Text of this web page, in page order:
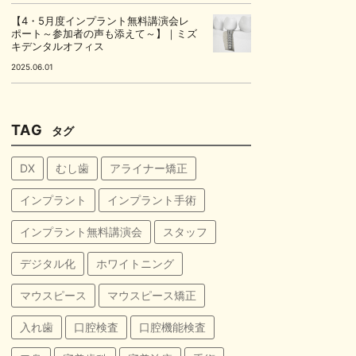
【4・5月度インプラント無料講演会レ
ポート～参加者の声も添えて～】｜ミズ
キデンタルオフィス
2025.06.01
TAG タグ
DX むし歯 アライナー矯正
インプラント インプラント手術
インプラント無料講演会 スタッフ
デジタル化 ホワイトニング
マウスピース マウスピース矯正
入れ歯 口腔検査 口腔機能検査